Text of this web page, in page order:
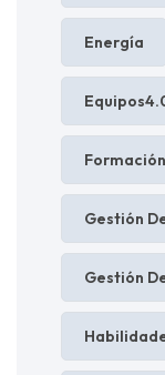
Energía
Formación
Gestión
Gestión